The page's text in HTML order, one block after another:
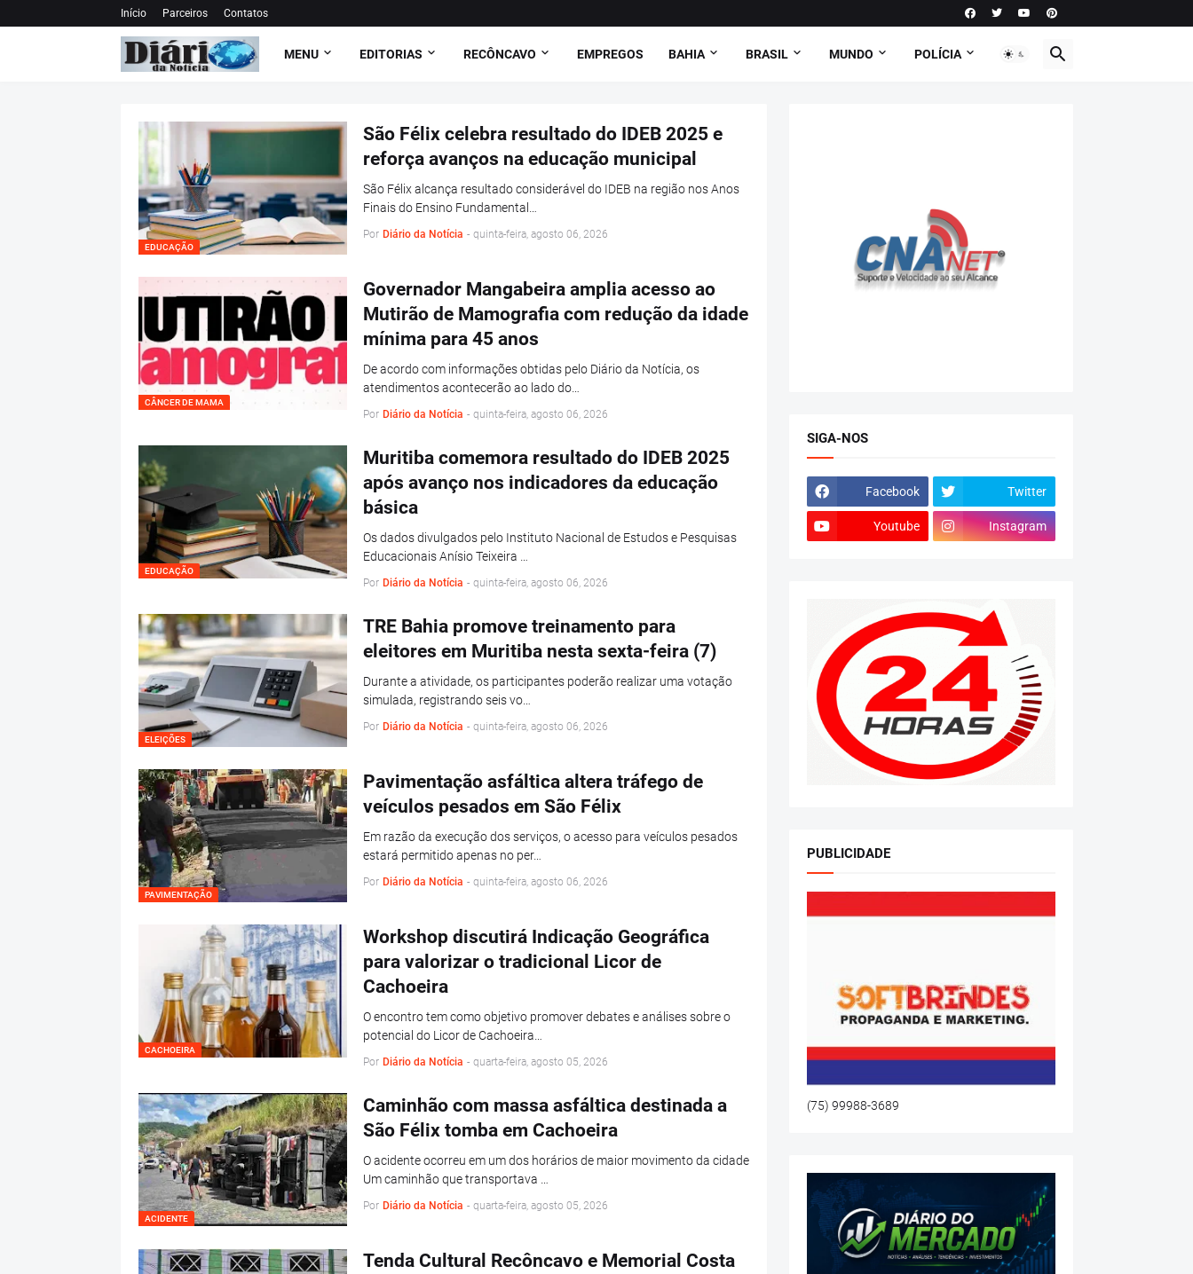
Início Parceiros Contatos
MENU EDITORIAS RECÔNCAVO EMPREGOS BAHIA BRASIL MUNDO POLÍCIA PODCAST
EDUCAÇÃO
São Félix celebra resultado do IDEB 2025 e
reforça avanços na educação municipal
São Félix alcança resultado considerável do IDEB na região nos Anos
Finais do Ensino Fundamental…
Por Diário da Notícia - quinta-feira, agosto 06, 2026
CÂNCER DE MAMA
Governador Mangabeira amplia acesso ao
Mutirão de Mamografia com redução da idade
mínima para 45 anos
De acordo com informações obtidas pelo Diário da Notícia, os
atendimentos acontecerão ao lado do…
Por Diário da Notícia - quinta-feira, agosto 06, 2026
EDUCAÇÃO
Muritiba comemora resultado do IDEB 2025
após avanço nos indicadores da educação
básica
Os dados divulgados pelo Instituto Nacional de Estudos e Pesquisas
Educacionais Anísio Teixeira …
Por Diário da Notícia - quinta-feira, agosto 06, 2026
ELEIÇÕES
TRE Bahia promove treinamento para
eleitores em Muritiba nesta sexta-feira (7)
Durante a atividade, os participantes poderão realizar uma votação
simulada, registrando seis vo…
Por Diário da Notícia - quinta-feira, agosto 06, 2026
PAVIMENTAÇÃO
Pavimentação asfáltica altera tráfego de
veículos pesados em São Félix
Em razão da execução dos serviços, o acesso para veículos pesados
estará permitido apenas no per…
Por Diário da Notícia - quinta-feira, agosto 06, 2026
CACHOEIRA
Workshop discutirá Indicação Geográfica
para valorizar o tradicional Licor de
Cachoeira
O encontro tem como objetivo promover debates e análises sobre o
potencial do Licor de Cachoeira…
Por Diário da Notícia - quarta-feira, agosto 05, 2026
ACIDENTE
Caminhão com massa asfáltica destinada a
São Félix tomba em Cachoeira
O acidente ocorreu em um dos horários de maior movimento da cidade
Um caminhão que transportava …
Por Diário da Notícia - quarta-feira, agosto 05, 2026
Tenda Cultural Recôncavo e Memorial Costa
SIGA-NOS
Facebook Twitter
Youtube Instagram
PUBLICIDADE
(75) 99988-3689